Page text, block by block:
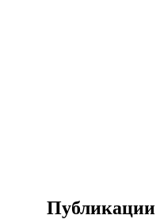
Публикации